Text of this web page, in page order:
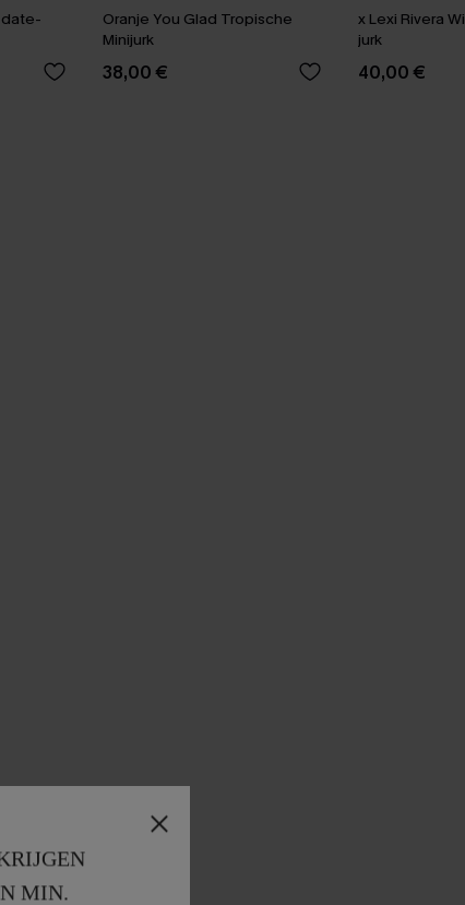
date-
Oranje You Glad Tropische
Minijurk
38,00 €
x Lexi Rivera
jurk
40,00 €
MIN.